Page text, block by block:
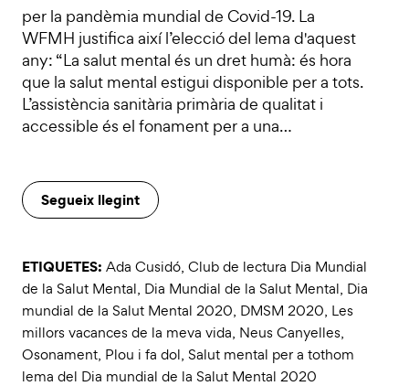
per la pandèmia mundial de Covid-19. La
WFMH justifica així l’elecció del lema d'aquest
any: “La salut mental és un dret humà: és hora
que la salut mental estigui disponible per a tots.
L’assistència sanitària primària de qualitat i
accessible és el fonament per a una…
Segueix llegint
ETIQUETES: Ada Cusidó, Club de lectura Dia Mundial
de la Salut Mental, Dia Mundial de la Salut Mental, Dia
mundial de la Salut Mental 2020, DMSM 2020, Les
millors vacances de la meva vida, Neus Canyelles,
Osonament, Plou i fa dol, Salut mental per a tothom
lema del Dia mundial de la Salut Mental 2020